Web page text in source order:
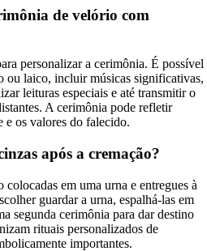
de velório com
personalizar a cerimônia. É possível
ou laico, incluir músicas significativas,
leituras especiais e até transmitir o
A cerimônia pode refletir
e os valores do falecido.
após a cremação?
colocadas em uma urna e entregues à
guardar a urna, espalhá-las em
segunda cerimônia para dar destino
rituais personalizados de
importantes.